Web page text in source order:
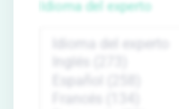
Idioma del experto